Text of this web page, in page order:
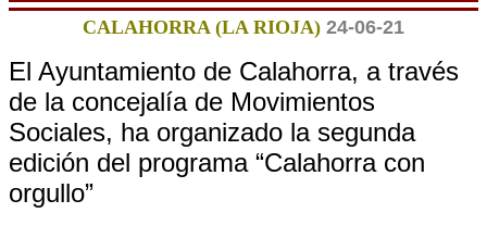
CALAHORRA (LA RIOJA) 24-06-21
El Ayuntamiento de Calahorra, a través
de la concejalía de Movimientos
Sociales, ha organizado la segunda
edición del programa “Calahorra con
orgullo”